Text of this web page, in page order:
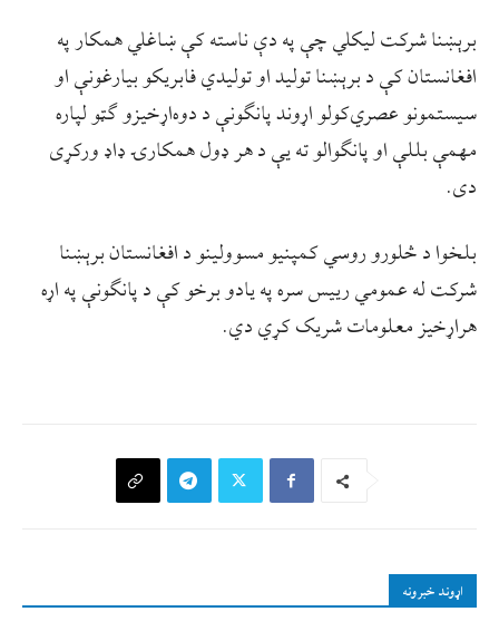
برېښنا شرکت لیکلي چې په دې ناسته کې ښاغلي همکار په
افغانستان کې د برېښنا تولید او تولیدي فابریکو بیارغونې او
سیستمونو عصري‌کولو اړوند پانګونې د دوه‌اړخیزو ګټو لپاره
مهمې بللې او پانګوالو ته یې د هر ډول همکارۍ ډاډ ورکړی
دی.
بلخوا د څلورو روسي کمپنیو مسوولینو د افغانستان برېښنا
شرکت له عمومي رییس سره په یادو برخو کې د پانګونې په اړه
هراړخیز معلومات شریک کړي دي.
اړوند خبرونه